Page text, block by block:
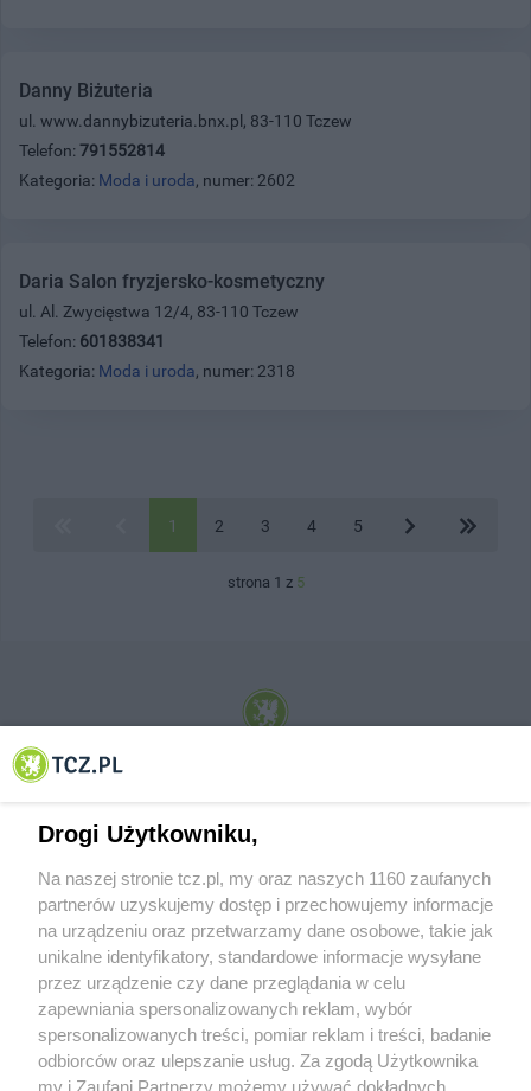
Danny Biżuteria
ul. www.dannybizuteria.bnx.pl, 83-110 Tczew
Telefon: 791552814
Kategoria: Moda i uroda, numer: 2602
Daria Salon fryzjersko-kosmetyczny
ul. Al. Zwycięstwa 12/4, 83-110 Tczew
Telefon: 601838341
Kategoria: Moda i uroda, numer: 2318
1 2 3 4 5
strona 1 z 5
© 2001-2026 Tczew - TCZ.PL Sp. z o.o. Internetowy Serwis Informacyjny Miasta
O FIRMIE POLITYKA PRYWATNOŚCI HOSTING
REKLAMA WSPÓŁPRACA RSS FACEBOOK KONTAKT
Drogi Użytkowniku,
Na naszej stronie tcz.pl, my oraz naszych 1160 zaufanych
partnerów uzyskujemy dostęp i przechowujemy informacje
na urządzeniu oraz przetwarzamy dane osobowe, takie jak
unikalne identyfikatory, standardowe informacje wysyłane
przez urządzenie czy dane przeglądania w celu
zapewniania spersonalizowanych reklam, wybór
spersonalizowanych treści, pomiar reklam i treści, badanie
odbiorców oraz ulepszanie usług. Za zgodą Użytkownika
my i Zaufani Partnerzy możemy używać dokładnych